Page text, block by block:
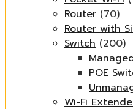
Router (70)
Router with
Switch (200)
POE
Wi-Fi